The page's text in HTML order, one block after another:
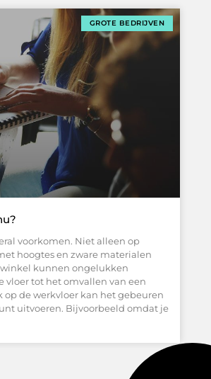
GROTE BEDRIJVEN
voorkomen. Niet alleen op
hoogtes en zware materialen
kunnen ongelukken
vloer tot het omvallen van een
de werkvloer kan het gebeuren
uitvoeren. Bijvoorbeeld omdat je